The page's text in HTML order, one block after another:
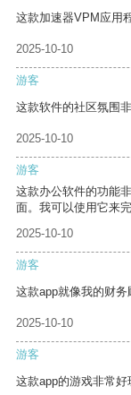
这款加速器VPM应用
2025-10-10
游客
这款软件的社区氛围
2025-10-10
游客
这款办公软件的功能
面。我可以使用它来
2025-10-10
游客
这款app就像我的财务
2025-10-10
游客
这款app的游戏非常好